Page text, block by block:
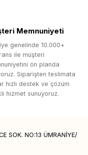
Memnuniyeti
genelinde 10.000+
ile müşteri
ön planda
Siparişten teslimata
hızlı destek ve çözüm
hizmet sunuyoruz.
SOK. NO:13 ÜMRANİYE/